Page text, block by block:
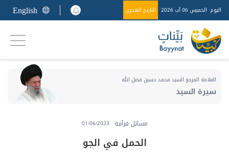
اليوم الخميس 06 آب 2026 التاريخ الهجري English
العلامة المرجع السيد محمد حسين فضل الله
سيرة السيد
مسائل قرآنية 01/06/2023
الحمل في الجو